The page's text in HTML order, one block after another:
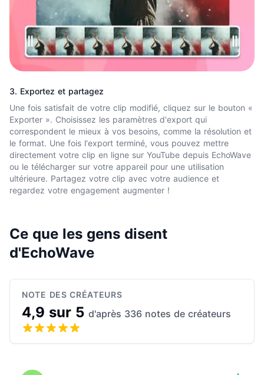
3. Exportez et partagez
Une fois satisfait de votre clip modifié, cliquez sur le bouton «
Exporter ». Choisissez les paramètres d'export qui
correspondent le mieux à vos besoins, comme la résolution et
le format. Une fois l'export terminé, vous pouvez mettre
directement votre clip en ligne sur YouTube depuis EchoWave
ou le télécharger sur votre appareil pour une utilisation
ultérieure. Partagez votre clip avec votre audience et
regardez votre engagement augmenter !
Ce que les gens disent
d'EchoWave
NOTE DES CRÉATEURS
4,9 sur 5 d'après 336 notes de créateurs